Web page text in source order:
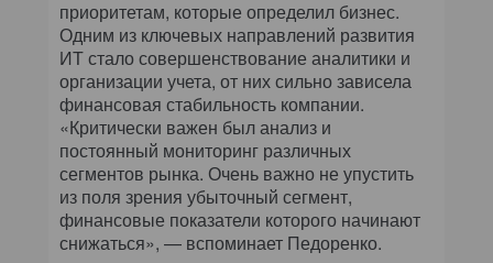
приоритетам, которые определил бизнес.
Одним из ключевых направлений развития
ИТ стало совершенствование аналитики и
организации учета, от них сильно зависела
финансовая стабильность компании.
«Критически важен был анализ и
постоянный мониторинг различных
сегментов рынка. Очень важно не упустить
из поля зрения убыточный сегмент,
финансовые показатели которого начинают
снижаться», — вспоминает Педоренко.